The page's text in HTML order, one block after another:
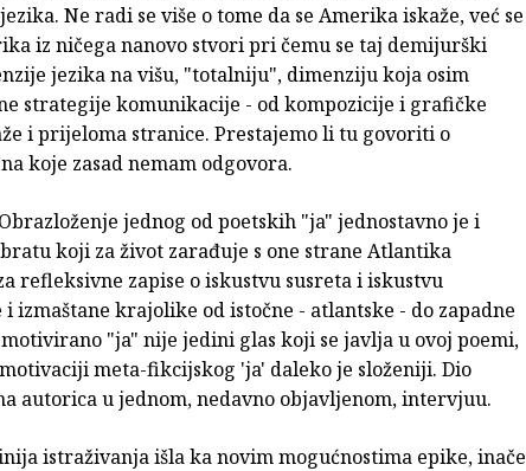
Ne radi se više o tome da se Amerika iskaže, već se
iz ničega nanovo stvori pri čemu se taj demijurški
jezika na višu, "totalniju", dimenziju koja osim
strategije komunikacije - od kompozicije i grafičke
i prijeloma stranice. Prestajemo li tu govoriti o
koje zasad nemam odgovora.
jednog od poetskih "ja" jednostavno je i
koji za život zarađuje s one strane Atlantika
refleksivne zapise o iskustvu susreta i iskustvu
izmaštane krajolike od istočne - atlantske - do zapadne
"ja" nije jedini glas koji se javlja u ovoj poemi,
meta-fikcijskog 'ja' daleko je složeniji. Dio
autorica u jednom, nedavno objavljenom, intervjuu.
istraživanja išla ka novim mogućnostima epike, inače